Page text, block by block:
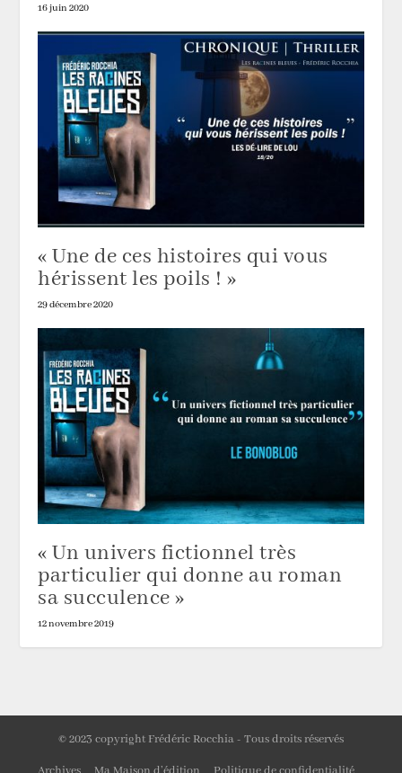
16 juin 2020
« Une de ces histoires qui vous
hérissent les poils ! »
29 décembre 2020
« Un univers fictionnel très
particulier qui donne au roman
sa succulence »
12 novembre 2019
© 2023 copyright Frédéric Rocchia - Tous droits réservés